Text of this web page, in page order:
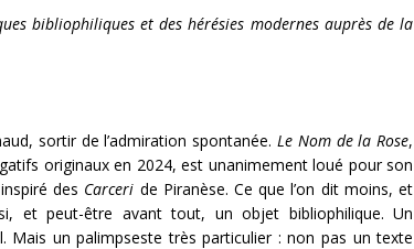
bibliophiliques et des hérésies modernes auprès de la
sortir de l’admiration spontanée. Le Nom de la Rose,
originaux en 2024, est unanimement loué pour son
des Carceri de Piranèse. Ce que l’on dit moins, et
et peut-être avant tout, un objet bibliophilique. Un
Mais un palimpseste très particulier : non pas un texte